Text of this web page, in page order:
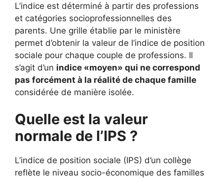
L’indice est déterminé à partir des professions
et catégories socioprofessionnelles des
parents. Une grille établie par le ministère
permet d’obtenir la valeur de l’indice de position
sociale pour chaque couple de professions. Il
s’agit d’un indice «moyen» qui ne correspond
pas forcément à la réalité de chaque famille
considérée de manière isolée.
Quelle est la valeur
normale de l’IPS ?
L’indice de position sociale (IPS) d’un collège
reflète le niveau socio-économique des familles